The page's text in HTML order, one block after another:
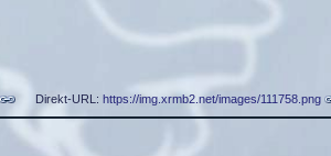
Direkt-URL: https://img.xrmb2.net/images/111758.png